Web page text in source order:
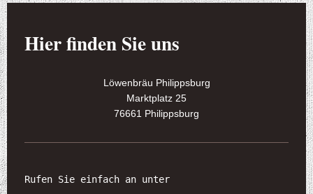
Hier finden Sie uns
Löwenbräu Philippsburg
Marktplatz 25
76661 Philippsburg